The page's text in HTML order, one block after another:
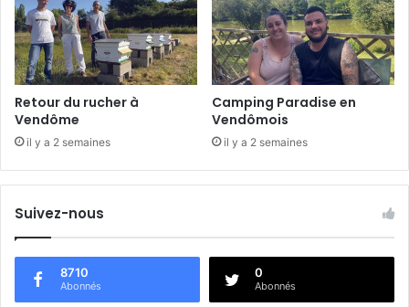
t
i
t
i
o
n
Retour du rucher à
Vendôme
il y a 2 semaines
Camping Paradise en
Vendômois
il y a 2 semaines
Suivez-nous
8710
Abonnés
0
Abonnés